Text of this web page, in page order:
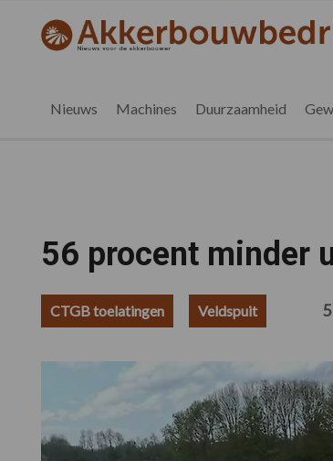
hoofdnavigatie
eerste
voettekst
akkerbouwbedrijf.be
Nieuws
Nieuws Machines Duurzaamheid
56 procent minder
CTGB toelatingen Veldspuit